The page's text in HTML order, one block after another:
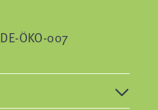
DE-ÖKO-007